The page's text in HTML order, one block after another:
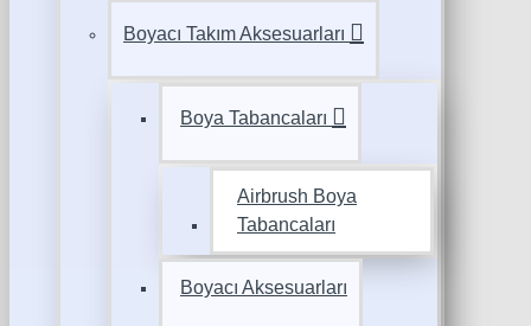
Boyacı Takım Aksesuarları
Boya Tabancaları
Airbrush Boya
Tabancaları
Boyacı Aksesuarları